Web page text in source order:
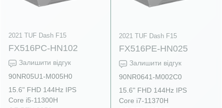
2021 TUF Dash F15
FX516PC-HN102
Залишити відгук
90NR05U1-M005H0
15.6" FHD 144Hz IPS
Core i5-11300H
2021 TUF Dash F15
FX516PE-HN025
Залишити відгук
90NR0641-M002C0
15.6" FHD 144Hz IPS
Core i7-11370H